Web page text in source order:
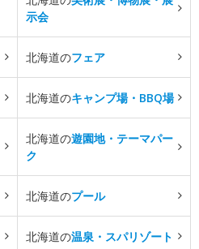
示会
北海道のフェア
北海道のキャンプ場・BBQ場
北海道の遊園地・テーマパー
ク
北海道のプール
北海道の温泉・スパリゾート